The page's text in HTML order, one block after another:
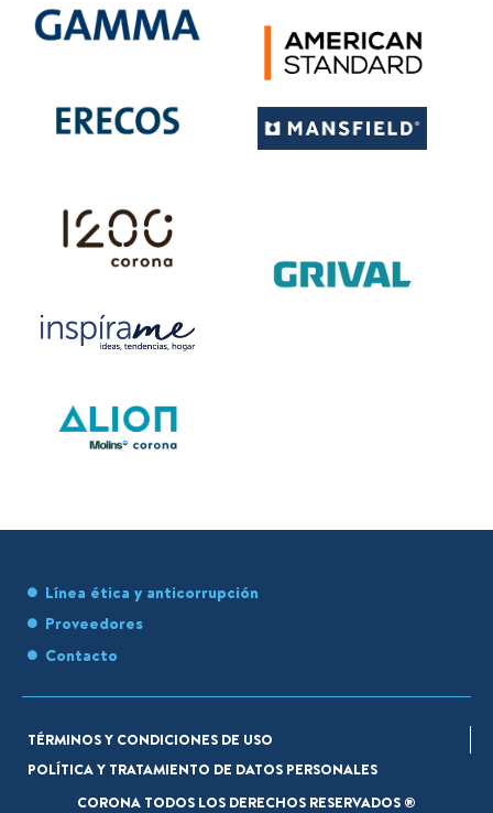
Línea ética y anticorrupción
Proveedores
Contacto
TÉRMINOS Y CONDICIONES DE USO
POLÍTICA Y TRATAMIENTO DE DATOS PERSONALES
CORONA TODOS LOS DERECHOS RESERVADOS ®